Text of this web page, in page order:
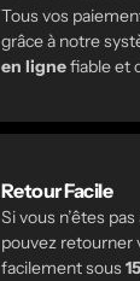
Tous vos
grâce à notre
en lignefiable et
Retour Facile
Si vous n’êtes
pouvez retourner
facilement sous